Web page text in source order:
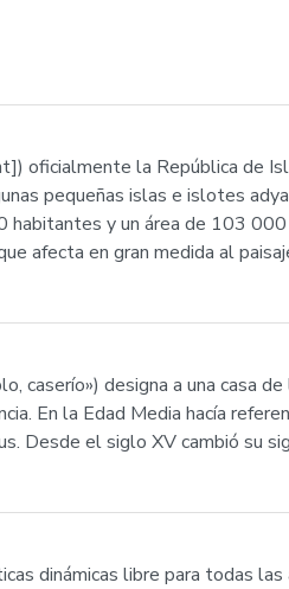
oficialmente la República de
pequeñas islas e islotes
y un área de 103
afecta en gran medida al
caserío») designa a una casa
En la Edad Media hacía
Desde el siglo XV cambió su
dinámicas libre para todas